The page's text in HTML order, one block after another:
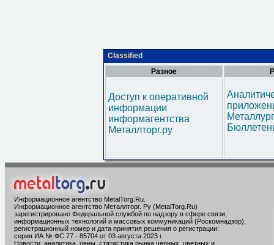
Classified
Разное
Доступ к оперативной
информации
информагентства
Металлторг.ру
Информационное агентство MetalTorg.Ru
Информационное агентство Металлторг. Ру (MetalTorg.Ru)
зарегистрировано Федеральной службой по надзору в сфере связи,
информационных технологий и массовых коммуникаций (Роскомнадзор),
регистрационный номер и дата принятия решения о регистрации:
серия ИА № ФС 77 - 85704 от 03 августа 2023 г.
Новости, аналитика, цены, статистика рынка черных, цветных и